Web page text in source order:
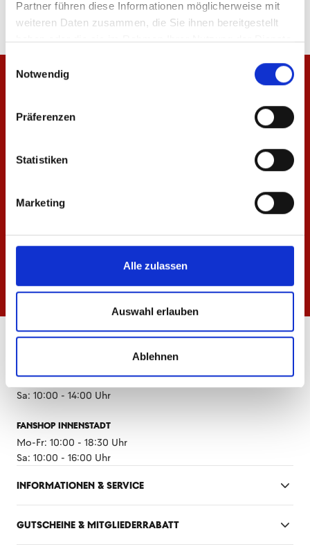
Partner führen diese Informationen möglicherweise mit
weiteren Daten zusammen, die Sie ihnen bereitgestellt
haben oder die sie im Rahmen Ihrer Nutzung der Dienste
Notwendig
Präferenzen
Statistiken
Marketing
Alle zulassen
Auswahl erlauben
Ablehnen
ÖFFNUNGSZEITEN
Mo-Fr: 10:00 - 18:30 Uhr
Sa: 10:00 - 14:00 Uhr
FANSHOP INNENSTADT
Mo-Fr: 10:00 - 18:30 Uhr
Sa: 10:00 - 16:00 Uhr
INFORMATIONEN & SERVICE
GUTSCHEINE & MITGLIEDERRABATT